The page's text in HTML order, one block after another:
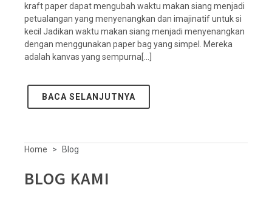
kraft paper dapat mengubah waktu makan siang menjadi
petualangan yang menyenangkan dan imajinatif untuk si
kecil Jadikan waktu makan siang menjadi menyenangkan
dengan menggunakan paper bag yang simpel. Mereka
adalah kanvas yang sempurna[...]
BACA SELANJUTNYA
Home Blog
BLOG KAMI